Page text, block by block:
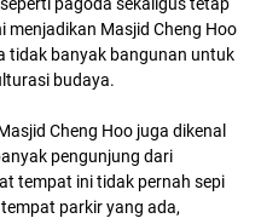
menjadikan Masjid Cheng Hoo
tidak banyak bangunan untuk
budaya.
Cheng Hoo juga dikenal
pengunjung dari
tempat ini tidak pernah sepi
parkir yang ada,